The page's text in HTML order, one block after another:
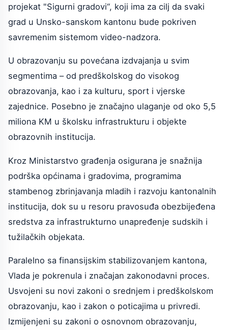
projekat "Sigurni gradovi“, koji ima za cilj da svaki
grad u Unsko-sanskom kantonu bude pokriven
savremenim sistemom video-nadzora.
U obrazovanju su povećana izdvajanja u svim
segmentima – od predškolskog do visokog
obrazovanja, kao i za kulturu, sport i vjerske
zajednice. Posebno je značajno ulaganje od oko 5,5
miliona KM u školsku infrastrukturu i objekte
obrazovnih institucija.
Kroz Ministarstvo građenja osigurana je snažnija
podrška općinama i gradovima, programima
stambenog zbrinjavanja mladih i razvoju kantonalnih
institucija, dok su u resoru pravosuđa obezbijeđena
sredstva za infrastrukturno unapređenje sudskih i
tužilačkih objekata.
Paralelno sa finansijskim stabilizovanjem kantona,
Vlada je pokrenula i značajan zakonodavni proces.
Usvojeni su novi zakoni o srednjem i predškolskom
obrazovanju, kao i zakon o poticajima u privredi.
Izmijenjeni su zakoni o osnovnom obrazovanju,